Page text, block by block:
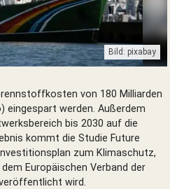
Bild: pixabay
von 180 Milliarden
eingespart werden. Außerdem
bis 2030 auf die
kommt die Studie Future
zum Klimaschutz,
Europäischen Verband der
veröffentlicht wird.